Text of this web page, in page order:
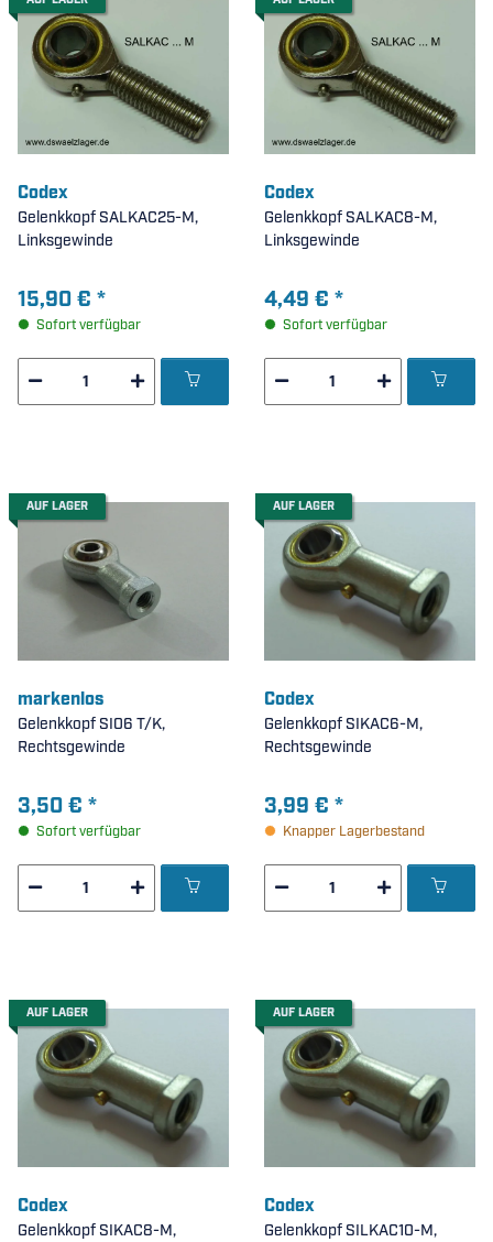
Codex
Gelenkkopf SALKAC25-M,
Linksgewinde
15,90 € *
Sofort verfügbar
Codex
Gelenkkopf SALKAC8-M,
Linksgewinde
4,49 € *
Sofort verfügbar
AUF LAGER
markenlos
Gelenkkopf SI06 T/K,
Rechtsgewinde
3,50 € *
Sofort verfügbar
AUF LAGER
Codex
Gelenkkopf SIKAC6-M,
Rechtsgewinde
3,99 € *
Knapper Lagerbestand
AUF LAGER
Codex
Gelenkkopf SIKAC8-M,
AUF LAGER
Codex
Gelenkkopf SILKAC10-M,